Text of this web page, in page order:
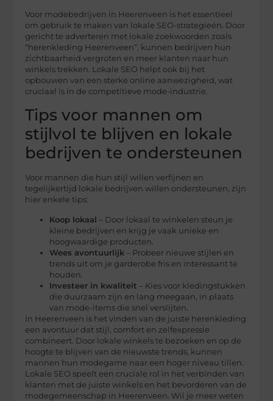
Voor modebedrijven in Heerenveen is het essentieel
om gebruik te maken van lokale SEO-strategieën. Door
gericht te adverteren met lokale zoekwoorden zoals
“herenkleding Heerenveen”, kunnen bedrijven hun
zichtbaarheid vergroten en meer klanten naar hun
winkels trekken. Lokale SEO helpt ook bij het
opbouwen van een sterke online aanwezigheid, wat
cruciaal is in de competitieve mode-industrie.
Tips voor mannen om
stijlvol te blijven en lokale
bedrijven te ondersteunen
Voor mannen die hun stijl willen verfijnen en
tegelijkertijd lokale bedrijven willen ondersteunen, zijn
hier enkele tips:
Koop lokaal – Door lokaal te winkelen steun je
kleine bedrijven en krijg je vaak unieke en
hoogwaardige producten.
Wees avontuurlijk – Probeer nieuwe stijlen en
trends uit om je garderobe fris en interessant te
houden.
Investeer in kwaliteit – Kies voor kledingstukken
die duurzaam zijn en lang meegaan, in plaats
van mode-items die snel verslijten.
In Heerenveen is het vinden van de juiste herenkleding
een avontuur dat stijl, comfort en zelfexpressie
combineert. Door lokale winkels te bezoeken en op de
hoogte te blijven van de nieuwste trends, kunnen
mannen hun modegame naar een hoger niveau tillen.
Lokale SEO speelt een cruciale rol in het verbinden van
klanten met de juiste winkels en het bevorderen van de
modegemeenschap in Heerenveen. Wil je meer weten